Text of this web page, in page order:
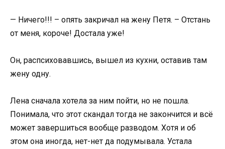
— Ничего!!! – опять закричал на жену Петя. – Отстань
от меня, короче! Достала уже!
Он, распсиховавшись, вышел из кухни, оставив там
жену одну.
Лена сначала хотела за ним пойти, но не пошла.
Понимала, что этот скандал тогда не закончится и всё
может завершиться вообще разводом. Хотя и об
этом она иногда, нет-нет да подумывала. Устала